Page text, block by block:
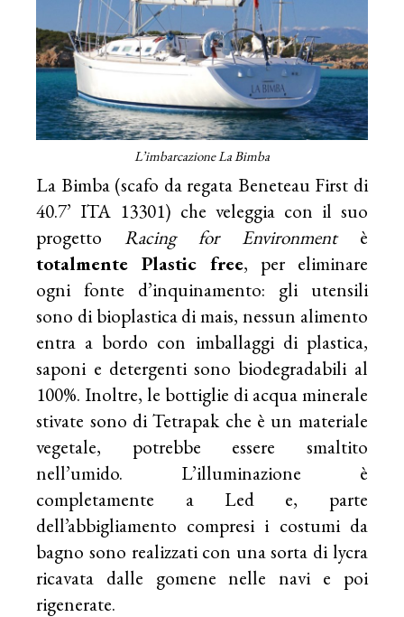
L’imbarcazione La Bimba
La Bimba (scafo da regata Beneteau First di
40.7’ ITA 13301) che veleggia con il suo
progettoRacing for Environmentè
totalmente Plastic free, per eliminare
ogni fonte d’inquinamento: gli utensili
sono di bioplastica di mais, nessun alimento
entra a bordo con imballaggi di plastica,
saponi e detergenti sono biodegradabili al
100%. Inoltre, le bottiglie di acqua minerale
stivate sono di Tetrapak che è un materiale
vegetale, potrebbe essere smaltito
nell’umido. L’illuminazione è
completamente a Led e, parte
dell’abbigliamento compresi i costumi da
bagno sono realizzati con una sorta di lycra
ricavata dalle gomene nelle navi e poi
rigenerate.